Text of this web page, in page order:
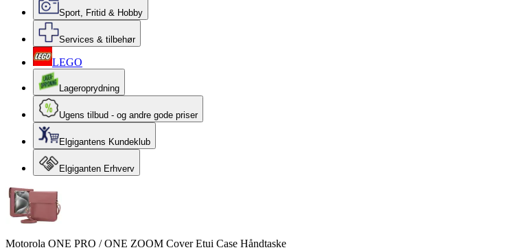
Sport, Fritid & Hobby
Services & tilbehør
LEGO
Lageroprydning
Ugens tilbud - og andre gode priser
Elgigantens Kundeklub
Elgiganten Erhverv
Motorola ONE PRO / ONE ZOOM Cover Etui Case Håndtaske